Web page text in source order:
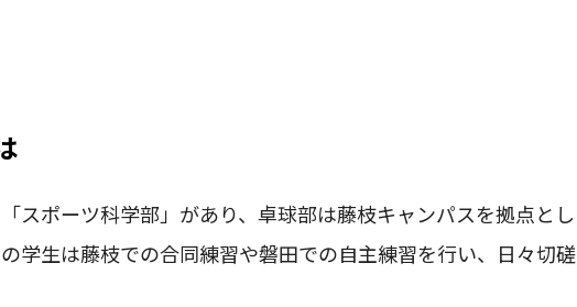
スポーツ科学部」があり、卓球部は藤枝キャンパスを拠点とし
学生は藤枝での合同練習や磐田での自主練習を行い、日々切磋